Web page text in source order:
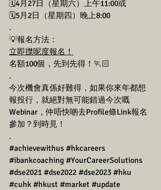
🗓4月27日（星期六）上午11:00或
🗓5月2日（星期四）晚上8:00
.
💡報名方法：
立即㩒呢度報名！
名額100個，先到先得！🏃🏻
.
今次機會真係好難得，如果你來年都想
報投行，就絕對無可能錯過今次嘅
Webinar，仲唔快啲去Profile條Link報名
參加？到時見！
.
#achievewithus #hkcareers
#ibankcoaching #YourCareerSolutions
#dse2021 #dse2022 #dse2023 #hku
#cuhk #hkust #market #update